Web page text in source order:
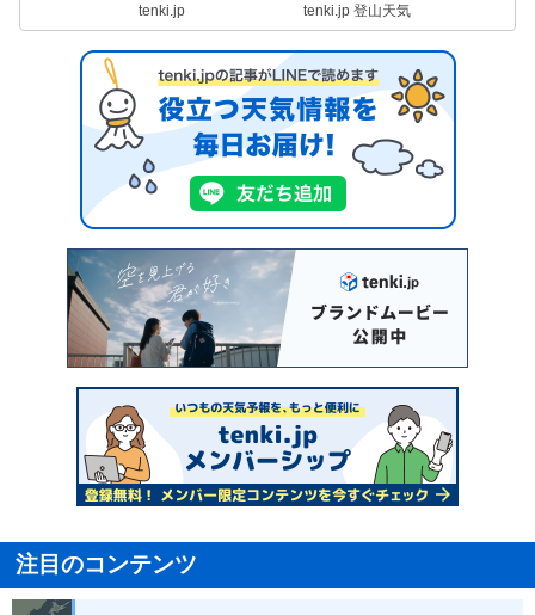
tenki.jp tenki.jp 登山天気
注目のコンテンツ